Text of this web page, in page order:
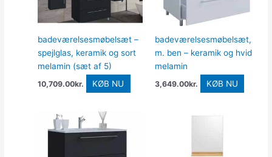
badeværelsesmøbelsæt –
spejlglas, keramik og sort
melamin (sæt af 5)
10,709.00kr. KØB NU
badeværelsesmøbelsæt,
m. ben – keramik og hvid
melamin
3,649.00kr. KØB NU